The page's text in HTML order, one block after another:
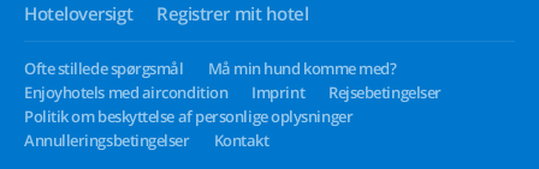
Hoteloversigt Registrer mit hotel
Ofte stillede spørgsmål
Må min hund komme med?
Enjoyhotels med aircondition
Imprint
Rejsebetingelser
Politik om beskyttelse af personlige oplysninger
Annulleringsbetingelser
Kontakt